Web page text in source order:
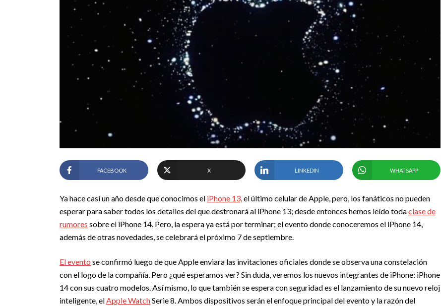
FACEBOOK X LINKEDIN WHATSAPP
Ya hace casi un año desde que conocimos el iPhone 13,el último celular de Apple, pero, los fanáticos no pueden
esperar para saber todos los detalles del que destronará al iPhone 13; desde entonces hemos leído todaclase de
rumores sobre el iPhone 14. Pero, la espera ya está por terminar; el evento donde conoceremos el iPhone 14,
además de otras novedades, se celebrará el próximo 7 de septiembre.
El evento se confirmó luego de que Apple enviara las invitaciones oficiales donde se observa una constelación
con el logo de la compañía. Pero ¿qué esperamos ver? Sin duda, veremos los nuevos integrantes de iPhone: iPhone
14 con sus cuatro modelos. Así mismo, lo que también se espera con seguridad es el lanzamiento de su nuevo reloj
inteligente, elApple WatchSerie 8. Ambos dispositivos serán el enfoque principal del evento y la razón del